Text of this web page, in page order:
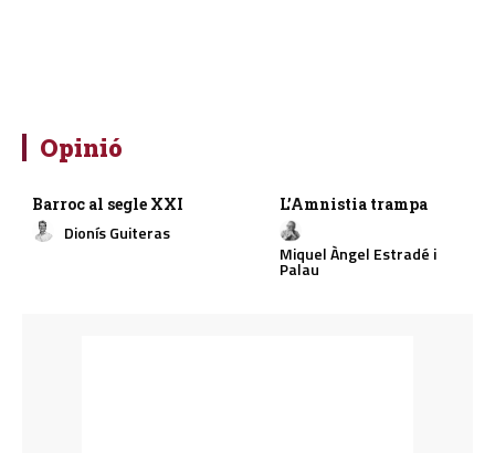
Opinió
Barroc al segle XXI
Dionís Guiteras
L’Amnistia trampa
Miquel Àngel Estradé i
Palau